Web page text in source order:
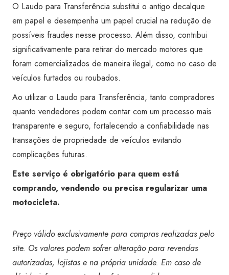
O Laudo para Transferência substitui o antigo decalque
em papel e desempenha um papel crucial na redução de
possíveis fraudes nesse processo. Além disso, contribui
significativamente para retirar do mercado motores que
foram comercializados de maneira ilegal, como no caso de
veículos furtados ou roubados.
Ao utilizar o Laudo para Transferência, tanto compradores
quanto vendedores podem contar com um processo mais
transparente e seguro, fortalecendo a confiabilidade nas
transações de propriedade de veículos evitando
complicações futuras.
Este serviço é obrigatório para quem está
comprando, vendendo ou precisa regularizar uma
motocicleta.
Preço válido exclusivamente para compras realizadas pelo
site. Os valores podem sofrer alteração para revendas
autorizadas, lojistas e na própria unidade. Em caso de